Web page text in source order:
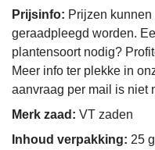
Prijsinfo: Prijzen
geraadpleegd worden.
plantensoort nodig?
Meer info ter plekke in
aanvraag per mail is niet
Merk zaad: VT zaden
Inhoud verpakking: 25